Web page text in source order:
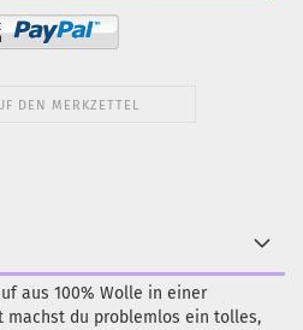
DEN MERKZETTEL
aus 100% Wolle in einer
machst du problemlos ein tolles,